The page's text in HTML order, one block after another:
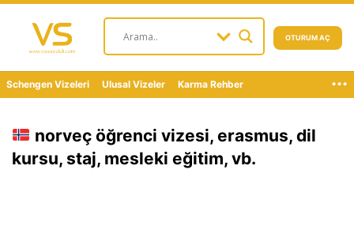
OTURUM AÇ
Schengen Vizeleri Ulusal Vizeler Karma Rehber ...
norveç öğrenci vizesi, erasmus, dil
kursu, staj, mesleki eğitim, vb.